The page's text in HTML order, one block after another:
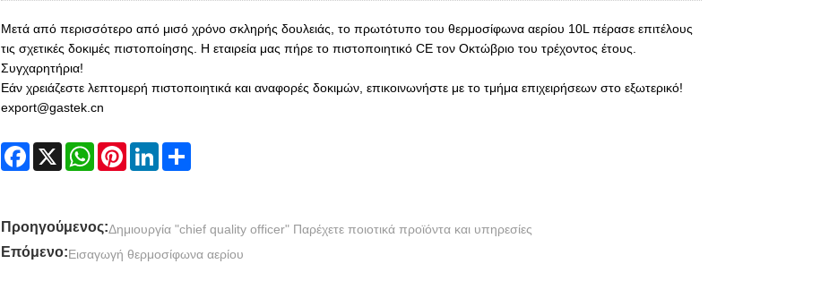
Μετά από περισσότερο από μισό χρόνο σκληρής δουλειάς, το πρωτότυπο του θερμοσίφωνα αερίου 10L πέρασε επιτέλους
τις σχετικές δοκιμές πιστοποίησης. Η εταιρεία μας πήρε το πιστοποιητικό CE τον Οκτώβριο του τρέχοντος έτους.
Συγχαρητήρια!
Εάν χρειάζεστε λεπτομερή πιστοποιητικά και αναφορές δοκιμών, επικοινωνήστε με το τμήμα επιχειρήσεων στο εξωτερικό!
export@gastek.cn
Facebook
X WhatsAppPinterestLinkedInShare
Προηγούμενος:Δημιουργία "chief quality officer" Παρέχετε ποιοτικά προϊόντα και υπηρεσίες
Επόμενο:Εισαγωγή θερμοσίφωνα αερίου